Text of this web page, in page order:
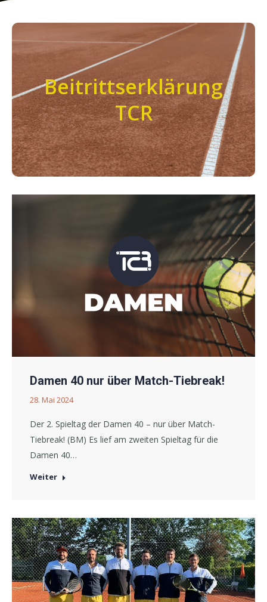
Beitrittserklärung
TCR
TCR Beitrittserklärung
zum Download
Interesse am TCR? Hier ist unser Beitrittsformular
TCR_Beitrittserklärung
Damen 40 nur über Match-Tiebreak!
28. Mai 2024
Der 2. Spieltag der Damen 40 – nur über Match-
Tiebreak! (BM) Es lief am zweiten Spieltag für die
Damen 40…
Weiter